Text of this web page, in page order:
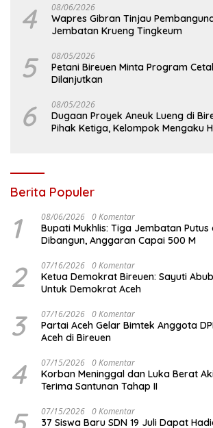
4 08/06/2026
Wapres Gibran Tinjau
Jembatan Krueng Tingkeum
5 08/05/2026
Petani Bireuen Minta Program
Dilanjutkan
6 08/05/2026
Dugaan Proyek Aneuk Lueng di
Pihak Ketiga, Kelompok Mengaku
Berita Populer
1 08/06/2026 0 Komentar
Bupati Mukhlis: Tiga Jembatan Putus
Dibangun, Anggaran Capai 500 M
2 07/16/2026 0 Komentar
Ketua Demokrat Bireuen: Sayuti
Untuk Demokrat Aceh
3 07/16/2026 0 Komentar
Partai Aceh Gelar Bimtek Anggota
Aceh di Bireuen
4 07/15/2026 0 Komentar
Korban Meninggal dan Luka Berat
Terima Santunan Tahap II
07/15/2026 0 Komentar
37 Siswa Baru SDN 19 Juli Dapat